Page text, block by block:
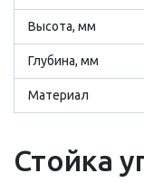
Высота, мм
Глубина, мм
Материал
Стойка